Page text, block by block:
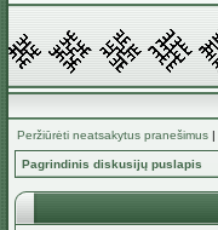
Peržiūrėti neatsakytus pranešimus |
Pagrindinis diskusijų puslapis